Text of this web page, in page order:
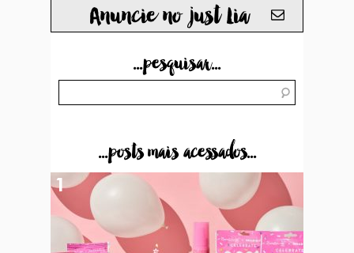
Anuncie no just Lia
...pesquisar...
...posts mais acessados...
1